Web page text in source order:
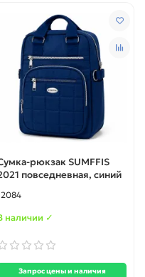
рюкзак SUMFFIS
повседневная, синий
наличии ✓
Запрос цены и наличия